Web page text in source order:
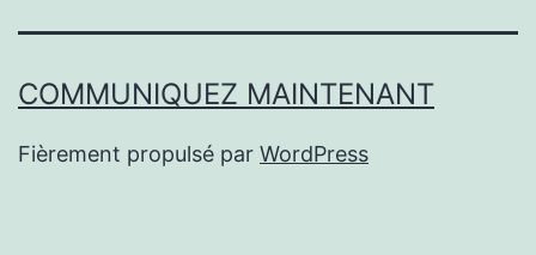
COMMUNIQUEZ MAINTENANT
Fièrement propulsé par WordPress